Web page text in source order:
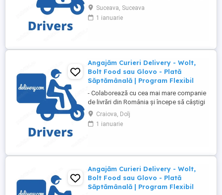
rapid! - Cerințe: Minim 18 ani Mijloc de
transport propriu (mașină, scuter,
motocicletă sau bicicletă) Telefon mobil
atractive ...
Suceava, Suceava
1 ianuarie
Angajăm Curieri Delivery - Wolt,
Bolt Food sau Glovo - Plată
Săptămânală | Program Flexibil
- Colaborează cu cea mai mare companie
de livrări din România și începe să câștigi
rapid! - Cerințe: Minim 18 ani Mijloc de
transport propriu (mașină, scuter,
motocicletă sau bicicletă) Telefon mobil
atractive ...
Craiova, Dolj
1 ianuarie
Angajăm Curieri Delivery - Wolt,
Bolt Food sau Glovo - Plată
Săptămânală | Program Flexibil